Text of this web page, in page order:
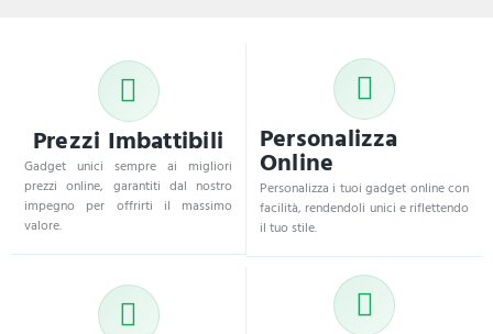
Prezzi Imbattibili
Gadget unici sempre ai migliori
prezzi online, garantiti dal nostro
impegno per offrirti il massimo
valore.
Personalizza
Online
Personalizza i tuoi gadget online con
facilità, rendendoli unici e riflettendo
il tuo stile.